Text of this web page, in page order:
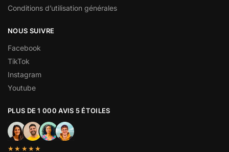
Conditions d’utilisation générales
NOUS SUIVRE
Facebook
TikTok
Instagram
Youtube
PLUS DE 1 000 AVIS 5 ÉTOILES
★★★★★